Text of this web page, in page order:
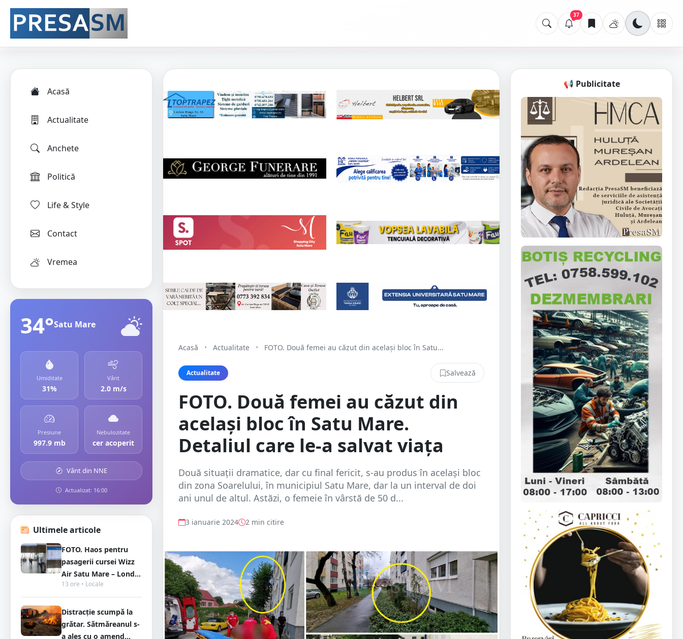
37
Acasă
Actualitate
Anchete
Politică
Life & Style
Contact
Vremea
34°Satu Mare
Umiditate
31%
Vânt
2.0 m/s
Presiune
997.9 mb
Nebulozitate
cer acoperit
Vânt din NNE
Actualizat: 16:00
Ultimele articole
FOTO. Haos pentru
pasagerii cursei Wizz
Air Satu Mare – Lond...
13 ore • Locale
Distracție scumpă la
grătar. Sătmăreanul s-
a ales cu o amend...
Acasă • Actualitate • FOTO. Două femei au căzut din același bloc în Satu...
Actualitate Salvează
FOTO. Două femei au căzut din
același bloc în Satu Mare.
Detaliul care le-a salvat viața
Două situații dramatice, dar cu final fericit, s-au produs în același bloc
din zona Soarelului, în municipiul Satu Mare, dar la un interval de doi
ani unul de altul. Astăzi, o femeie în vârstă de 50 d...
3 ianuarie 2024 2 min citire
📢 Publicitate